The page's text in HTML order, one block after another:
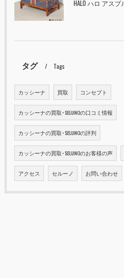
タグ Tags
カッシーナ 買取 コンセプト
カッシーナの買取･SELUNOの口コミ情報
カッシーナの買取･SELUNOの評判
カッシーナの買取･SELUNOのお客様の声
アクセス セルーノ お問い合わせ